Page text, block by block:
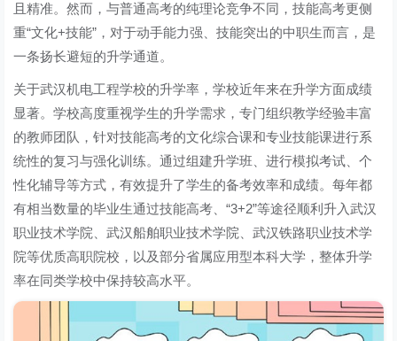
且精准。然而，与普通高考的纯理论竞争不同，技能高考更侧
重“文化+技能”，对于动手能力强、技能突出的中职生而言，是
一条扬长避短的升学通道。
关于武汉机电工程学校的升学率，学校近年来在升学方面成绩
显著。学校高度重视学生的升学需求，专门组织教学经验丰富
的教师团队，针对技能高考的文化综合课和专业技能课进行系
统性的复习与强化训练。通过组建升学班、进行模拟考试、个
性化辅导等方式，有效提升了学生的备考效率和成绩。每年都
有相当数量的毕业生通过技能高考、“3+2”等途径顺利升入武汉
职业技术学院、武汉船舶职业技术学院、武汉铁路职业技术学
院等优质高职院校，以及部分省属应用型本科大学，整体升学
率在同类学校中保持较高水平。